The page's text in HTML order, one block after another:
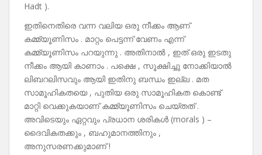
Hadt ).
ഇതിനെതിരെ വന്ന വലിയ ഒരു നീക്കം ആണ്
കമ്മ്യൂണിസം . മാറ്റം പെട്ടന്ന് വേണം എന്ന്
കമ്മ്യൂണിസം പറയുന്നു . അതിനാൽ , ഇത് ഒരു ഇടതു
നീക്കം ആയി കാണാം . പക്ഷെ , സൂക്ഷിച്ചു നോക്കിയാൽ
ലിബറലിസവും ആയി ഇതിനു ബന്ധം ഇല്ല . മത
സാമൂഹികതയെ , പുതിയ ഒരു സാമൂഹികത കൊണ്ട്
മാറ്റി വെക്കുകയാണ് കമ്മ്യൂണിസം ചെയ്തത് .
അവിടെയും ഏറ്റവും പ്രധാന ശരികൾ (morals ) –
ദൈവികതക്കും , ബഹുമാനത്തിനും ,
അനുസരണക്കുമാണ് !